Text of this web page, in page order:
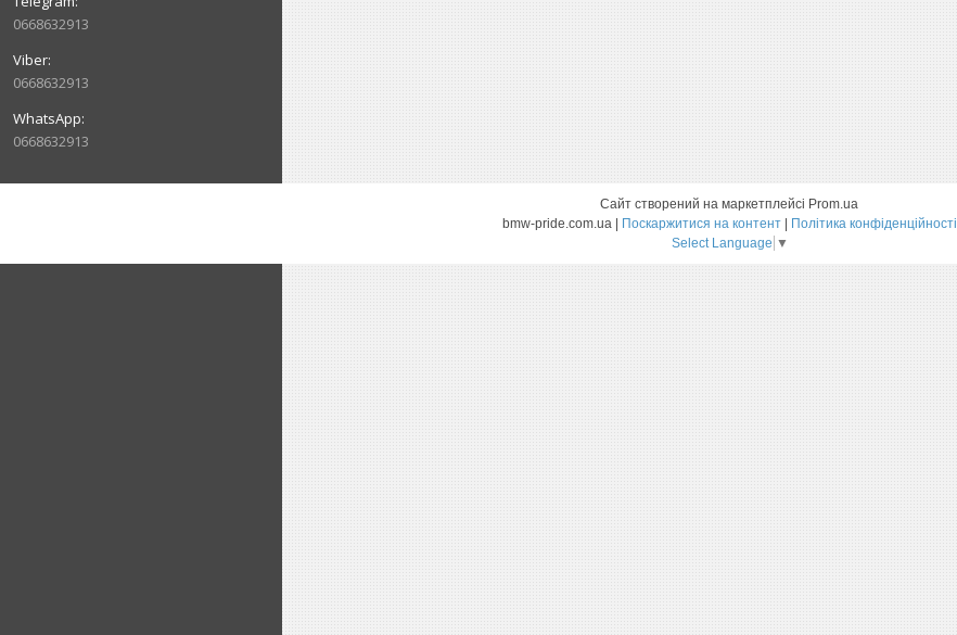
0668632913
0668632913
0668632913
Сайт створений на маркетплейсі Prom.ua
bmw-pride.com.ua | Поскаржитися на контент | Політика конфіденційності
Select Language ▼